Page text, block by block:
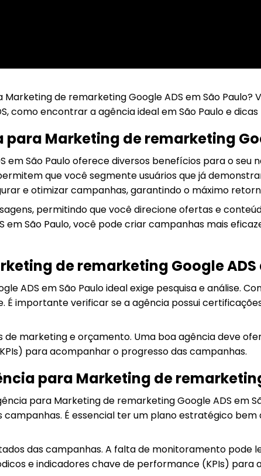
de remarketing Google ADS em São
como encontrar a agência ideal em São Paulo e
Marketing de remarketing
em São Paulo oferece diversos benefícios para o seu
que você segmente usuários que já
e otimizar campanhas, garantindo o máximo
permitindo que você direcione ofertas e
São Paulo, você pode criar campanhas mais
de remarketing Google ADS
ADS em São Paulo ideal exige pesquisa e análise.
importante verificar se a agência possui
de marketing e orçamento. Uma boa agência deve
para acompanhar o progresso das campanhas.
para Marketing de
para Marketing de remarketing Google ADS em
É essencial ter um plano estratégico
das campanhas. A falta de monitoramento pode
e indicadores chave de performance (KPIs) para